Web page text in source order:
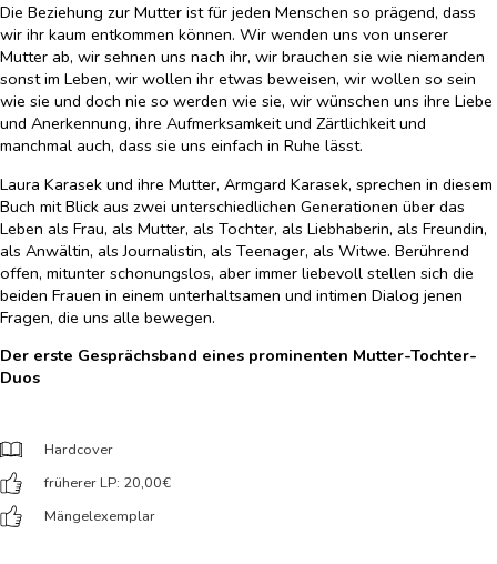
Die Beziehung zur Mutter ist für jeden Menschen so prägend, dass
wir ihr kaum entkommen können. Wir wenden uns von unserer
Mutter ab, wir sehnen uns nach ihr, wir brauchen sie wie niemanden
sonst im Leben, wir wollen ihr etwas beweisen, wir wollen so sein
wie sie und doch nie so werden wie sie, wir wünschen uns ihre Liebe
und Anerkennung, ihre Aufmerksamkeit und Zärtlichkeit und
manchmal auch, dass sie uns einfach in Ruhe lässt.
Laura Karasek und ihre Mutter, Armgard Karasek, sprechen in diesem
Buch mit Blick aus zwei unterschiedlichen Generationen über das
Leben als Frau, als Mutter, als Tochter, als Liebhaberin, als Freundin,
als Anwältin, als Journalistin, als Teenager, als Witwe. Berührend
offen, mitunter schonungslos, aber immer liebevoll stellen sich die
beiden Frauen in einem unterhaltsamen und intimen Dialog jenen
Fragen, die uns alle bewegen.
Der erste Gesprächsband eines prominenten Mutter-Tochter-
Duos
Hardcover
früherer LP: 20,00€
Mängelexemplar